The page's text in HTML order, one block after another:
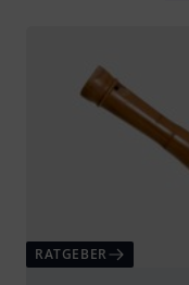
RATGEBER